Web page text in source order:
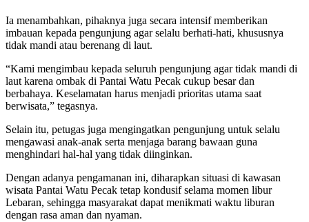
Ia menambahkan, pihaknya juga secara intensif memberikan
imbauan kepada pengunjung agar selalu berhati-hati, khususnya
tidak mandi atau berenang di laut.
“Kami mengimbau kepada seluruh pengunjung agar tidak mandi di
laut karena ombak di Pantai Watu Pecak cukup besar dan
berbahaya. Keselamatan harus menjadi prioritas utama saat
berwisata,” tegasnya.
Selain itu, petugas juga mengingatkan pengunjung untuk selalu
mengawasi anak-anak serta menjaga barang bawaan guna
menghindari hal-hal yang tidak diinginkan.
Dengan adanya pengamanan ini, diharapkan situasi di kawasan
wisata Pantai Watu Pecak tetap kondusif selama momen libur
Lebaran, sehingga masyarakat dapat menikmati waktu liburan
dengan rasa aman dan nyaman.